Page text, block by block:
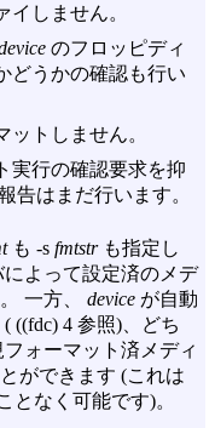
しません。
のフロッピディ
どうかの確認も行い
トしません。
実行の確認要求を抑
告はまだ行います。
も -s fmtstrも指定し
よって設定済のメデ
一方、 device が自動
((fdc) 4 参照)、どち
ォーマット済メディ
ができます (これは
となく可能です)。